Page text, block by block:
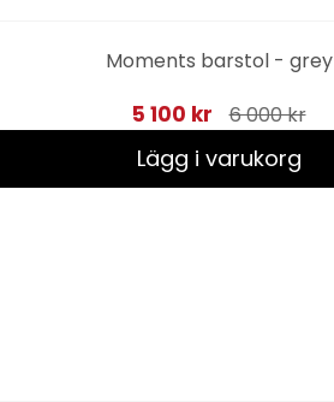
Moments barstol - grey
5 100 kr 6 000 kr
Lägg i varukorg